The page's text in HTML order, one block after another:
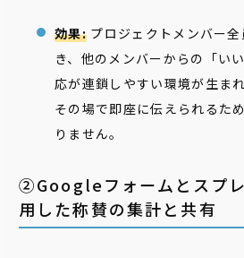
効果:プロジェクトメンバー
き、他のメンバーからの「い
応が連鎖しやすい環境が生ま
その場で即座に伝えられるた
りません。
②Googleフォームとスプ
用した称賛の集計と共有